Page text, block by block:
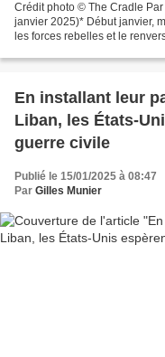
Crédit photo © The Cradle
janvier 2025)* Début janvier,
les forces rebelles et le
En installant leur
Liban, les États-
guerre civile
Publié le 15/01/2025 à 08:47
Par Gilles Munier